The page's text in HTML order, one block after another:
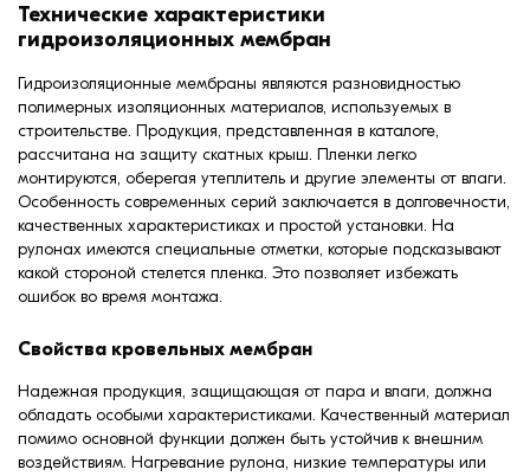
Технические характеристики
гидроизоляционных мембран
Гидроизоляционные мембраны являются разновидностью
полимерных изоляционных материалов, используемых в
строительстве. Продукция, представленная в каталоге,
рассчитана на защиту скатных крыш. Пленки легко
монтируются, оберегая утеплитель и другие элементы от влаги.
Особенность современных серий заключается в долговечности,
качественных характеристиках и простой установки. На
рулонах имеются специальные отметки, которые подсказывают
какой стороной стелется пленка. Это позволяет избежать
ошибок во время монтажа.
Свойства кровельных мембран
Надежная продукция, защищающая от пара и влаги, должна
обладать особыми характеристиками. Качественный материал
помимо основной функции должен быть устойчив к внешним
воздействиям. Нагревание рулона, низкие температуры или